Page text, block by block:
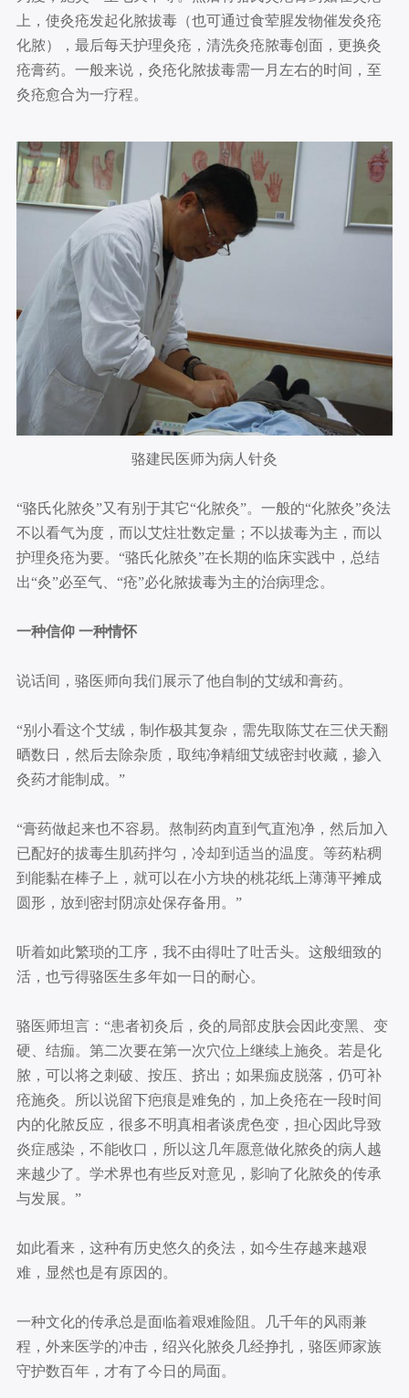
上，使灸疮发起化脓拔毒（也可通过食荤腥发物催发灸疮
化脓），最后每天护理灸疮，清洗灸疮脓毒创面，更换灸
疮膏药。一般来说，灸疮化脓拔毒需一月左右的时间，至
灸疮愈合为一疗程。
骆建民医师为病人针灸
“骆氏化脓灸”又有别于其它“化脓灸”。一般的“化脓灸”灸法
不以看气为度，而以艾炷壮数定量；不以拔毒为主，而以
护理灸疮为要。“骆氏化脓灸”在长期的临床实践中，总结
出“灸”必至气、“疮”必化脓拔毒为主的治病理念。
一种信仰 一种情怀
说话间，骆医师向我们展示了他自制的艾绒和膏药。
“别小看这个艾绒，制作极其复杂，需先取陈艾在三伏天翻
晒数日，然后去除杂质，取纯净精细艾绒密封收藏，掺入
灸药才能制成。”
“膏药做起来也不容易。熬制药肉直到气直泡净，然后加入
已配好的拔毒生肌药拌匀，冷却到适当的温度。等药粘稠
到能黏在棒子上，就可以在小方块的桃花纸上薄薄平摊成
圆形，放到密封阴凉处保存备用。”
听着如此繁琐的工序，我不由得吐了吐舌头。这般细致的
活，也亏得骆医生多年如一日的耐心。
骆医师坦言：“患者初灸后，灸的局部皮肤会因此变黑、变
硬、结痂。第二次要在第一次穴位上继续上施灸。若是化
脓，可以将之刺破、按压、挤出；如果痂皮脱落，仍可补
疮施灸。所以说留下疤痕是难免的，加上灸疮在一段时间
内的化脓反应，很多不明真相者谈虎色变，担心因此导致
炎症感染，不能收口，所以这几年愿意做化脓灸的病人越
来越少了。学术界也有些反对意见，影响了化脓灸的传承
与发展。”
如此看来，这种有历史悠久的灸法，如今生存越来越艰
难，显然也是有原因的。
一种文化的传承总是面临着艰难险阻。几千年的风雨兼
程，外来医学的冲击，绍兴化脓灸几经挣扎，骆医师家族
守护数百年，才有了今日的局面。